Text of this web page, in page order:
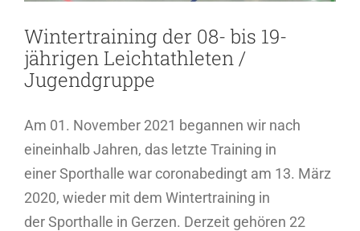
Wintertraining der 08- bis 19-
jährigen Leichtathleten /
Jugendgruppe
Am 01. November 2021 begannen wir nach
eineinhalb Jahren, das letzte Training in
einer Sporthalle war coronabedingt am 13. März
2020, wieder mit dem Wintertraining in
der Sporthalle in Gerzen. Derzeit gehören 22